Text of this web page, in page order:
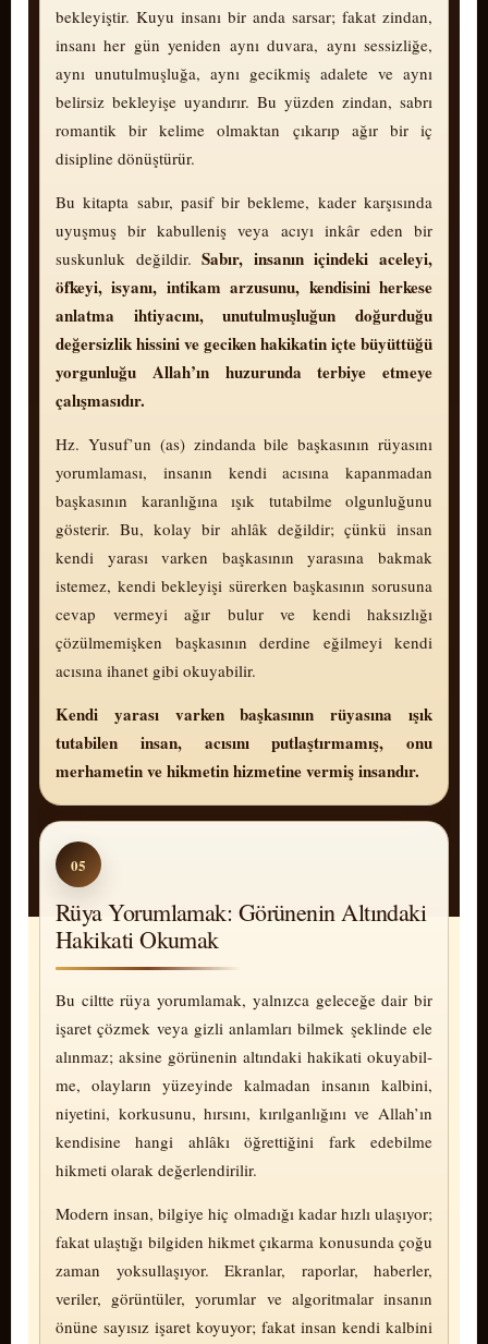
bekleyiştir. Kuyu insanı bir anda sarsar; fakat zindan,
insanı her gün yeniden aynı duvara, aynı sessizliğe,
aynı u­nu­tul­muş­lu­ğa, aynı gecikmiş adalete ve aynı
belirsiz bekleyişe uyandırır. Bu yüzden zindan, sabrı
romantik bir kelime olmaktan çıkarıp ağır bir iç
disipline dönüştürür.
Bu kitapta sabır, pasif bir bekleme, kader karşısında
uyuşmuş bir kabulleniş veya acıyı inkâr eden bir
suskunluk değildir.Sabır, insanın içindeki aceleyi,
öfkeyi, isyanı, intikam arzusunu, kendisini herkese
anlatma ihtiyacını, u­nu­tul­muş­lu­ğun doğurduğu
değersizlik hissini ve geciken hakikatin içte büyüttüğü
yorgunluğu Allah’ın huzurunda terbiye etmeye
çalışmasıdır.
Hz. Yusuf’un (as) zindanda bile başkasının rüyasını
yorumlaması, insanın kendi acısına kapanmadan
başkasının karanlığına ışık tutabilme olgunluğunu
gösterir. Bu, kolay bir ahlâk değildir; çünkü insan
kendi yarası varken başkasının yarasına bakmak
istemez, kendi bekleyişi sürerken başkasının sorusuna
cevap vermeyi ağır bulur ve kendi haksızlığı
çözülmemişken başkasının derdine eğilmeyi kendi
acısına ihanet gibi okuyabilir.
Kendi yarası varken başkasının rüyasına ışık
tutabilen insan, acısını putlaştırmamış, onu
merhametin ve hikmetin hizmetine vermiş insandır.
05
Rüya Yorumlamak: Görünenin Altındaki
Hakikati Okumak
Bu ciltte rüya yorumlamak, yalnızca geleceğe dair bir
işaret çözmek veya gizli anlamları bilmek şeklinde ele
alınmaz; aksine görünenin altındaki hakikati o­ku­ya­bil­
me, olayların yüzeyinde kalmadan insanın kalbini,
niyetini, korkusunu, hırsını, kı­rıl­gan­lı­ğı­nı ve Allah’ın
kendisine hangi ahlâkı öğrettiğini fark edebilme
hikmeti olarak de­ğer­len­di­ri­lir.
Modern insan, bilgiye hiç olmadığı kadar hızlı ulaşıyor;
fakat ulaştığı bilgiden hikmet çıkarma konusunda çoğu
zaman yoksullaşıyor. Ekranlar, raporlar, haberler,
veriler, görüntüler, yorumlar ve algoritmalar insanın
önüne sayısız işaret koyuyor; fakat insan kendi kalbini